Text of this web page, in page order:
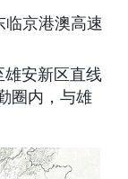
京港澳高速
雄安新区直线
圈内，与雄